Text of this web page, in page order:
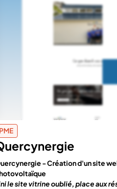
PME
- Création d'un site
le site vitrine oublié, place aux